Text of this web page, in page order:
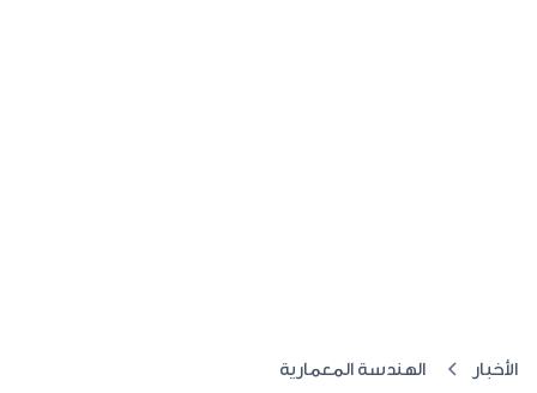
الأخبار الهندسة المعمارية